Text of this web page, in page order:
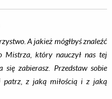
A jakież mógłbyś znaleźć
Mistrza, który nauczył nas tej
zabierasz. Przedstaw sobie
patrz, z jaką miłością i z jaką